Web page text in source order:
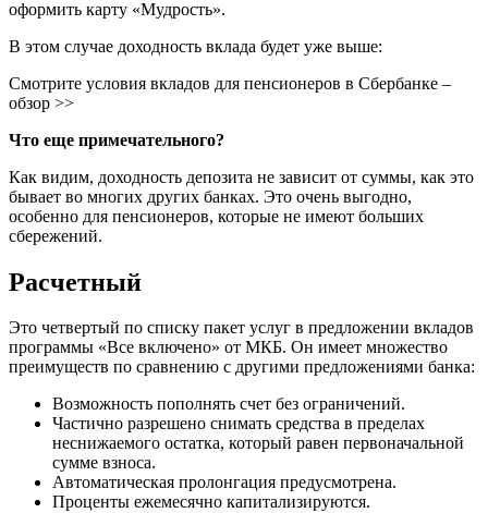
оформить карту «Мудрость».
В этом случае доходность вклада будет уже выше:
Смотрите условия вкладов для пенсионеров в Сбербанке –
обзор >>
Что еще примечательного?
Как видим, доходность депозита не зависит от суммы, как это
бывает во многих других банках. Это очень выгодно,
особенно для пенсионеров, которые не имеют больших
сбережений.
Расчетный
Это четвертый по списку пакет услуг в предложении вкладов
программы «Все включено» от МКБ. Он имеет множество
преимуществ по сравнению с другими предложениями банка:
Возможность пополнять счет без ограничений.
Частично разрешено снимать средства в пределах
неснижаемого остатка, который равен первоначальной
сумме взноса.
Автоматическая пролонгация предусмотрена.
Проценты ежемесячно капитализируются.